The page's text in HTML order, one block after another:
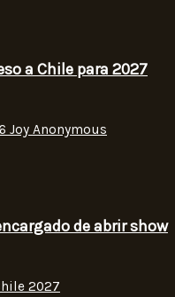
a Chile para 2027
de abrir show